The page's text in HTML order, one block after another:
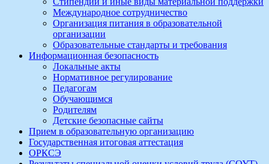
Международное сотрудничество
Организация питания в образовательной
организации
Образовательные стандарты и требования
Информационная безопасность
Локальные акты
Нормативное регулирование
Педагогам
Обучающимся
Родителям
Детские безопасные сайты
Прием в образовательную организацию
Государственная итоговая аттестация
ОРКСЭ